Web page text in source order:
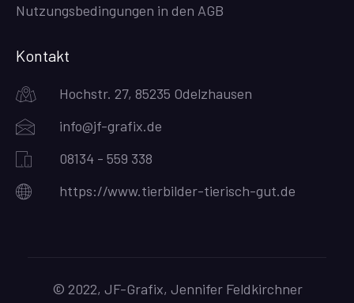
Nutzungsbedingungen in den AGB
Kontakt
Hochstr. 27, 85235 Odelzhausen
info@jf-grafix.de
08134 - 559 338
https://www.tierbilder-tierisch-gut.de
© 2022, JF-Grafix, Jennifer Feldkirchner